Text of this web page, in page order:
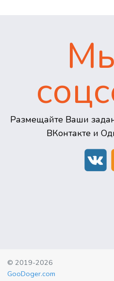
Размещайте Ваши
ВКонтакте и
© 2019-2026
GooDoger.com